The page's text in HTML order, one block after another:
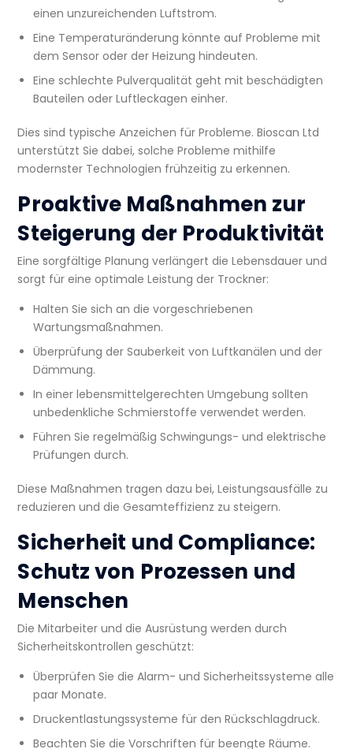
einen unzureichenden Luftstrom.
Eine Temperaturänderung könnte auf Probleme mit
dem Sensor oder der Heizung hindeuten.
Eine schlechte Pulverqualität geht mit beschädigten
Bauteilen oder Luftleckagen einher.
Dies sind typische Anzeichen für Probleme. Bioscan Ltd
unterstützt Sie dabei, solche Probleme mithilfe
modernster Technologien frühzeitig zu erkennen.
Proaktive Maßnahmen zur
Steigerung der Produktivität
Eine sorgfältige Planung verlängert die Lebensdauer und
sorgt für eine optimale Leistung der Trockner:
Halten Sie sich an die vorgeschriebenen
Wartungsmaßnahmen.
Überprüfung der Sauberkeit von Luftkanälen und der
Dämmung.
In einer lebensmittelgerechten Umgebung sollten
unbedenkliche Schmierstoffe verwendet werden.
Führen Sie regelmäßig Schwingungs- und elektrische
Prüfungen durch.
Diese Maßnahmen tragen dazu bei, Leistungsausfälle zu
reduzieren und die Gesamteffizienz zu steigern.
Sicherheit und Compliance:
Schutz von Prozessen und
Menschen
Die Mitarbeiter und die Ausrüstung werden durch
Sicherheitskontrollen geschützt:
Überprüfen Sie die Alarm- und Sicherheitssysteme alle
paar Monate.
Druckentlastungssysteme für den Rückschlagdruck.
Beachten Sie die Vorschriften für beengte Räume.